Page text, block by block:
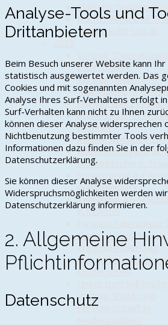
Maifrühschoppen 2026
Dorf-Flohmarkt in
Trauen kühlt sich ab
Deutschland"
Vortrag „Munster –
Aufbaujahre einer
Frühjahrsputz in
Boule-Saison in
eröffnet
Maifrühschoppen
Baugenehmigung für
Mobilfunkturm in
Sonnensegel auf dem
Waldspielplatz
Teilnahme am
in Munster
Der 25.10.2025 – ein
ereignisreicher Tag
Baumpflanz-
Förderverein
Vortrag “Wald- und
Forstwirtschaft in
Analyse-Tools und
Drittanbietern
Beim Besuch unserer Website kann
statistisch ausgewertet werden. Das
Cookies und mit sogenannten
Analyse Ihres Surf-Verhaltens erfolgt
Surf-Verhalten kann nicht zu Ihnen
können dieser Analyse widersprechen
Nichtbenutzung bestimmter Tools
Informationen dazu finden Sie in der
Datenschutzerklärung.
Sie können dieser Analyse
Widerspruchsmöglichkeiten werden
Datenschutzerklärung informieren.
2. Allgemeine
Datenschutz